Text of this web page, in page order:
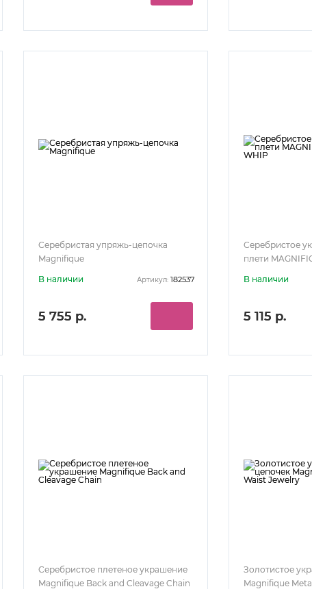
Серебристая упряжь-цепочка
Magnifique
В наличии
Артикул: 182537
5 755 р.
Серебристое
плети
В наличии
5 115 р.
Серебристое плетеное украшение
Magnifique Back and Cleavage Chain
Золотистое
Magnifique